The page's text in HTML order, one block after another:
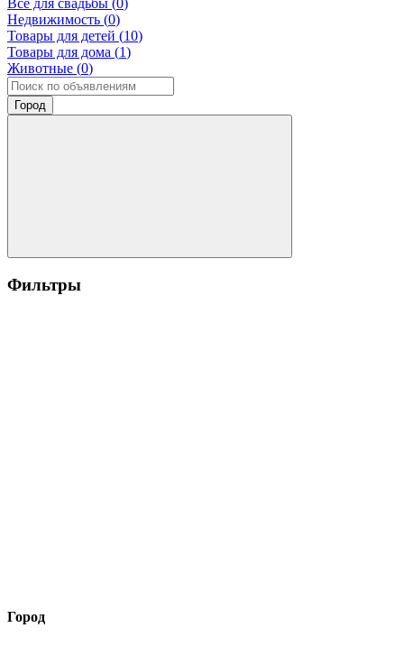
Все для свадьбы (0)
Недвижимость (0)
Товары для детей (10)
Товары для дома (1)
Животные (0)
Город
Фильтры
Город